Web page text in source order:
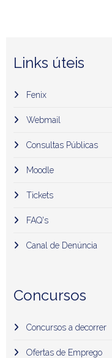
Links úteis
Fenix
Webmail
Consultas Públicas
Moodle
Tickets
FAQ's
Canal de Denúncia
Concursos
Concursos a decorrer
Ofertas de Emprego